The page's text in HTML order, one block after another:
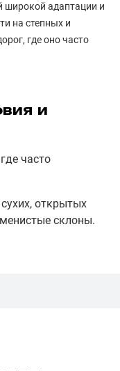
широкой адаптации и
на степных и
где оно часто
и
часто
открытых
склоны.